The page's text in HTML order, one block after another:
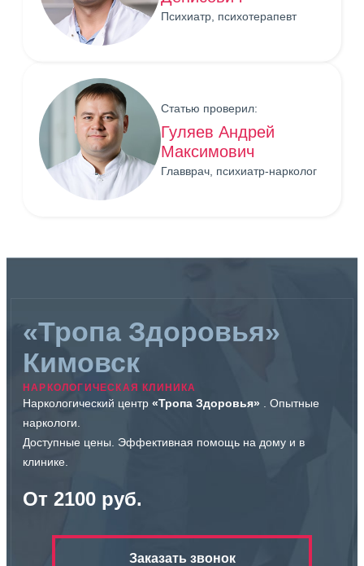
Психиатр, психотерапевт
Статью проверил:
Гуляев Андрей
Максимович
Главврач, психиатр-нарколог
«Тропа Здоровья»
Кимовск
НАРКОЛОГИЧЕСКАЯ КЛИНИКА
Наркологический центр «Тропа Здоровья»
. Опытные
наркологи.
Доступные цены. Эффективная помощь на дому и в
клинике.
От 2100 руб.
Заказать звонок